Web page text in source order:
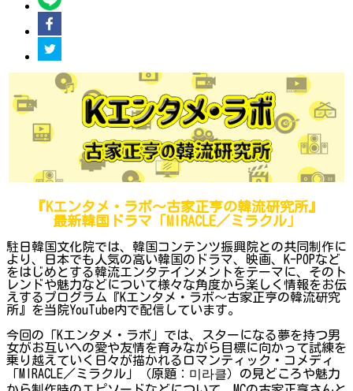
『Kエンタメ・ラボ～古家正亨の韓流研究所』
最新韓国ドラマ「MIRACLE／ミラクル」
駐日韓国文化院では、韓国コンテンツ振興院との共同制作に
より、日本でも人気の高い韓国のドラマ、映画、K-POPなど
をはじめとする韓流エンタテインメントをテーマに、そのト
レンドや魅力などについて様々な角度から楽しく情報をお伝
えするプログラム『Kエンタメ・ラボ～古家正亨の韓流研究
所』を当院YouTube内で配信しています。
今回の「Kエンタメ・ラボ」では、スターになる夢を持つ男
女がお互いへの愛や友情を育みながら目標に向かって試練を
乗り越えていく日々が描かれるロマンティック・コメディ
「MIRACLE／ミラクル」（原題：미라클）の見どころや魅力